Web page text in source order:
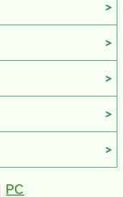
PC